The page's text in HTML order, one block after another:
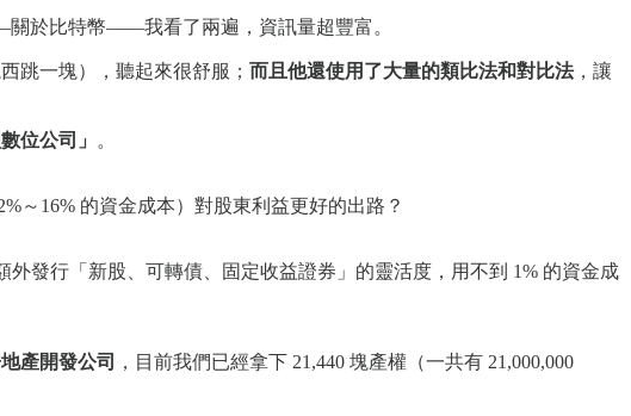
關於比特幣——我看了兩遍，資訊量超豐富。
跳一塊），聽起來很舒服； 而且他還使用了大量的類比法和對比法，讓
位公司」 。
～16% 的資金成本）對股東利益更好的出路？
外發行「新股、可轉債、固定收益證券」的靈活度，用不到 1% 的資金成
產開發公司
，目前我們已經拿下 21,440 塊產權（一共有 21,000,000